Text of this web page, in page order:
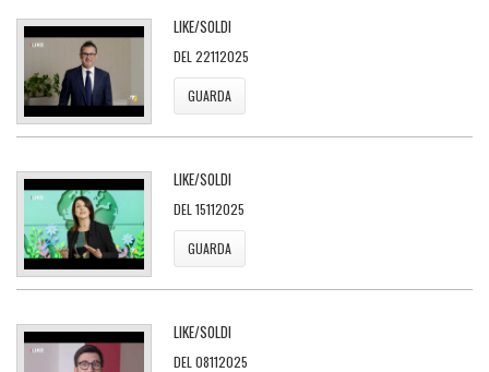
LIKE/SOLDI
DEL 22112025
GUARDA
LIKE/SOLDI
DEL 15112025
GUARDA
LIKE/SOLDI
DEL 08112025